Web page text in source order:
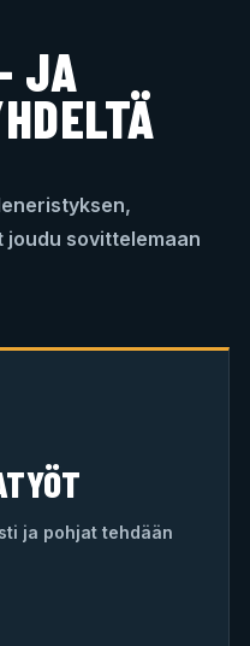
JA
joudu sovittelemaan
ja pohjat tehdään